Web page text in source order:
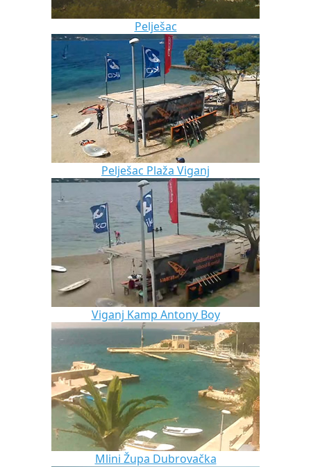
Pelješac
Pelješac Plaža Viganj
Viganj Kamp Antony Boy
Mlini Župa Dubrovačka